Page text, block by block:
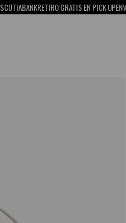
RETIRO GRATIS EN PICK UPENVÍOS A